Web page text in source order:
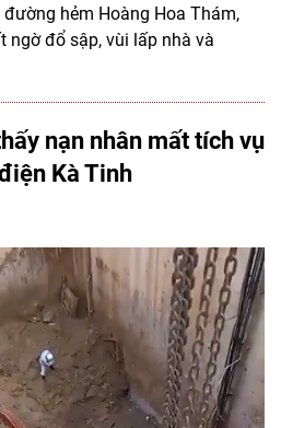
hẻm Hoàng Hoa Thám,
ngờ đổ sập, vùi lấp nhà và
nạn nhân mất tích vụ
Kà Tinh